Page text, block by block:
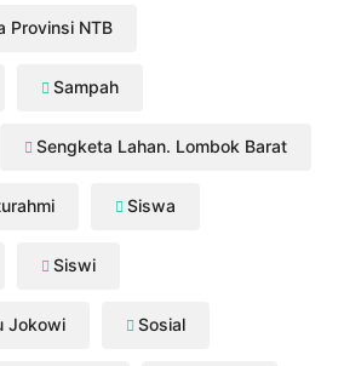
Provinsi NTB
Sampah
Sengketa Lahan. Lombok Barat
Siswa
Siswi
Jokowi Sosial